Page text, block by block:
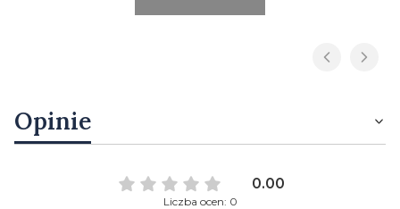
Opinie
0.00
Liczba ocen: 0